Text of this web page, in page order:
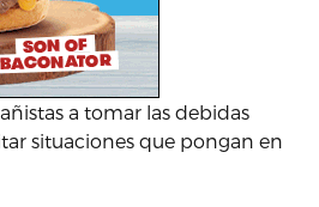
a tomar las debidas
situaciones que pongan en